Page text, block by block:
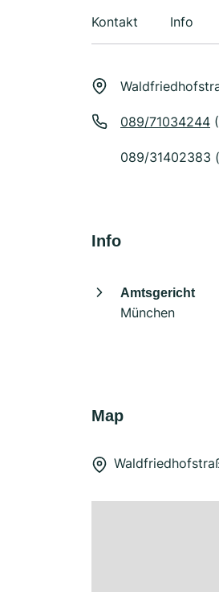
Kontakt Info
089/71034244
089/31402383
Info
Amtsgericht
München
Map